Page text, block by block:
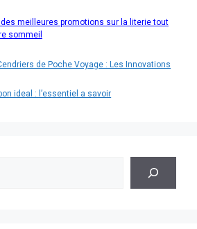
meilleures promotions sur la literie tout
sommeil
de Poche Voyage : Les Innovations
ideal : l’essentiel a savoir